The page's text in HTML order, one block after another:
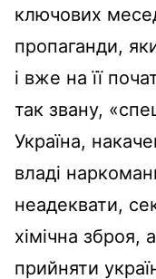
ключових
пропаганди,
і вже на її
так звану,
Україна,
владі
неадеквати,
хімічна зброя,
прийняти